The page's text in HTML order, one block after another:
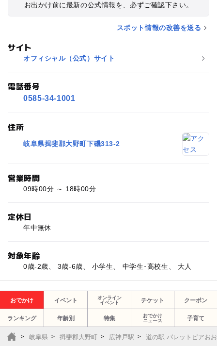
お出かけ前に最新の公式情報を、必ずご確認下さい。
スポット情報の改善を送る
サイト
オフィシャル（公式）サイト
電話番号
0585-34-1001
住所
岐阜県揖斐郡大野町下磯313-2
営業時間
09時00分 ～ 18時00分
定休日
年中無休
対象年齢
0歳-2歳、 3歳-6歳、 小学生、 中学生･高校生、 大人
おでかけ イベント
オンライン
イベント
チケット クーポン
ランキング 年齢別 特集
おでかけ
ニュース
子育て
岐阜県 揖斐郡大野町 広神戸駅 道の駅 パレットピアお